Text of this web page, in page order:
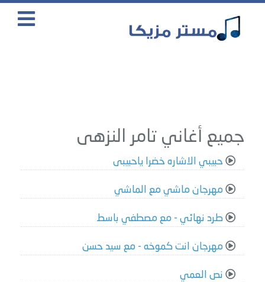
جميع أغاني تامر النزهى
حبيبي الاشاره خضرا ياحبيبى
مهرجان ماشي مع الماشي
طرد نهائي - مع مصطفي باسط
مهرجان انت كموخه - مع سيد حسن
نص العمي